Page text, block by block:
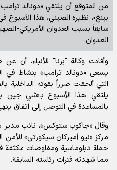
من المتوقع أن يلتقي «دونالد
بينغ»، نظيره الصيني، هذا الأسبوع
سابقاً بسبب العدوان الأمريكي-
العدوان.
وأفادتوكالة "برنا" للأنباء، أن عن
يسعى «دونالد ترامب» بنشاط في
التي ألحقت ضرراً بقوته الداخلية
يلتقي هذا الأسبوع بـ«شي جين
بالمساعدة في التوصل إلى اتفاق
وقال «جاكوب ستوكس»، نائب مدير
مركز «نيو أميركان سيكورتى» للأمن
حملة دبلوماسية ومفاوضات مكثفة
مما شهدته فترات رئاسته السابقة.